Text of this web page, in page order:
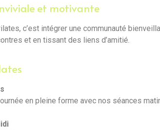
et motivante
c’est intégrer une communauté
et en tissant des liens d’amitié.
en pleine forme avec nos séances